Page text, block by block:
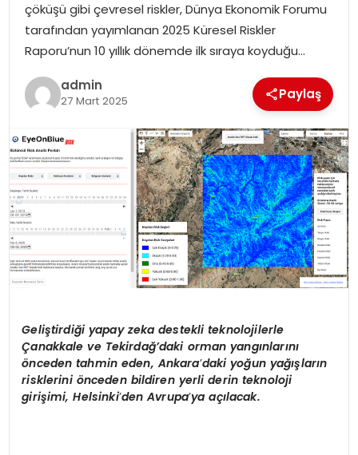
OTOMOBIL
TEKNOLOJI
EKONOMI
çöküşü gibi çevresel riskler, Dünya Ekonomik Forumu
tarafından yayımlanan 2025 Küresel Riskler
Raporu’nun 10 yıllık dönemde ilk sıraya koyduğu…
admin
27 Mart 2025 Paylaş
Geliştirdiği yapay zeka destekli teknolojilerle
Çanakkale ve Tekirdağ’daki orman yangınlarını
önceden tahmin eden, Ankara’daki yoğun yağışların
risklerini önceden bildiren yerli derin teknoloji
girişimi, Helsinki’den Avrupa’ya açılacak.